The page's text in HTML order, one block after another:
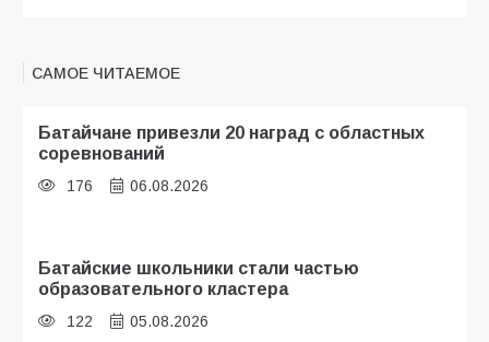
САМОЕ ЧИТАЕМОЕ
Батайчане привезли 20 наград с областных
соревнований
176 06.08.2026
Батайские школьники стали частью
образовательного кластера
122 05.08.2026